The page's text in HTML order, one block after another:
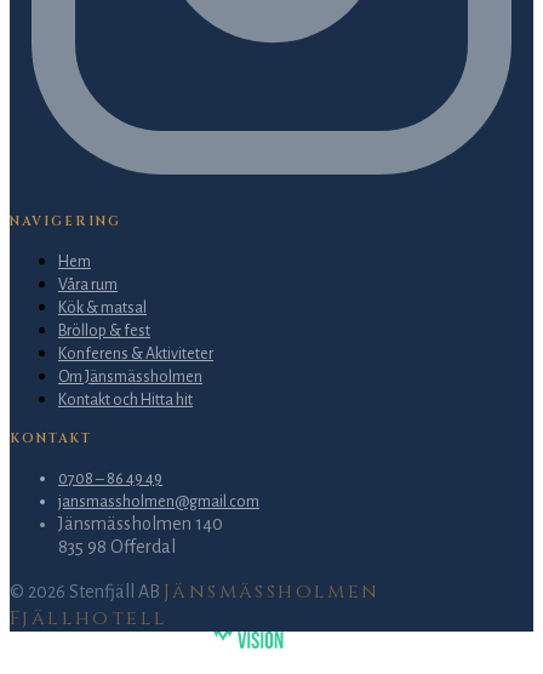
NAVIGERING
Hem
Våra rum
Kök & matsal
Bröllop & fest
Konferens & Aktiviteter
Om Jänsmässholmen
Kontakt och Hitta hit
KONTAKT
0708 – 86 49 49
jansmassholmen@gmail.com
Jänsmässholmen 140
835 98 Offerdal
© 2026 Stenfjäll AB Jänsmässholmen
Fjällhotell